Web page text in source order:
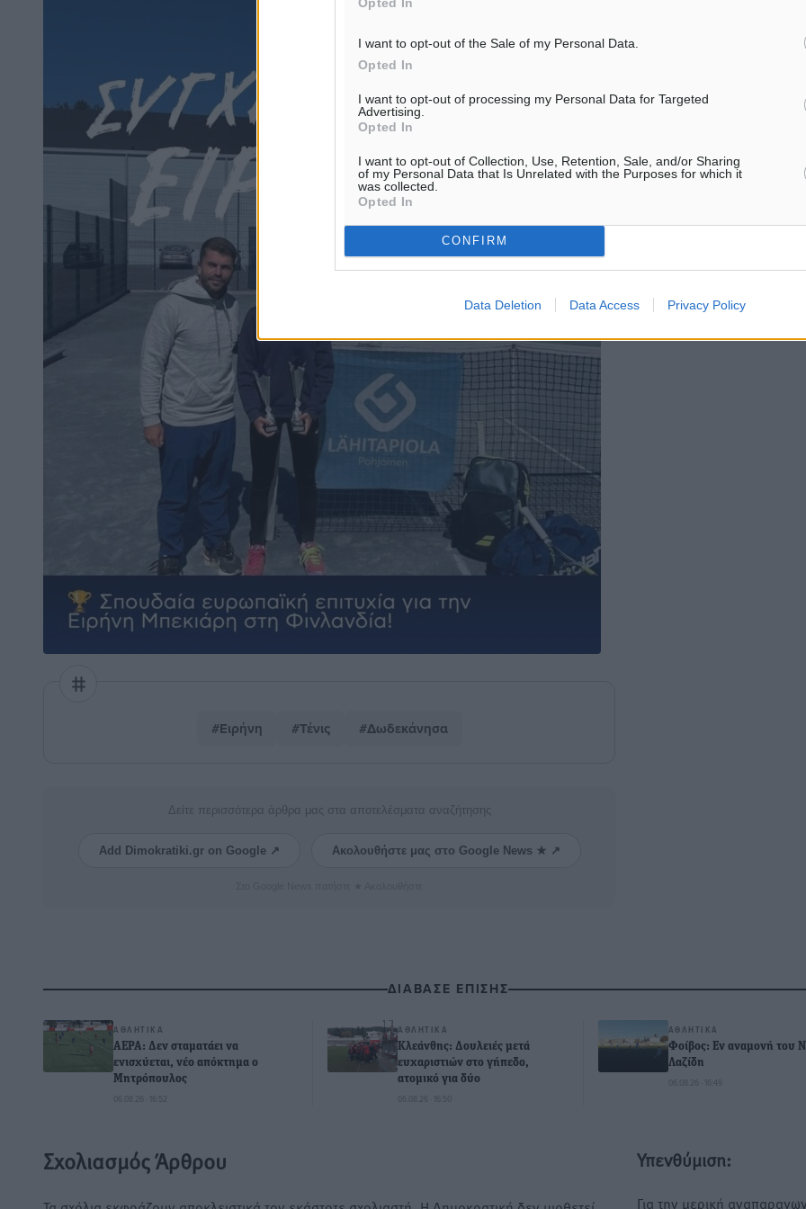
I want to opt-out of the Sale of my Personal Data.
Opted In
I want to opt-out of processing my Personal Data for Targeted
Advertising.
Opted In
I want to opt-out of Collection, Use, Retention, Sale, and/or Sharing
of my Personal Data that Is Unrelated with the Purposes for which it
was collected.
Opted In
CONFIRM
Data Deletion Data Access Privacy Policy
#Ειρήνη #Τένις #Δωδεκάνησα
Δείτε περισσότερα άρθρα μας στα αποτελέσματα αναζήτησης
Add Dimokratiki.gr on Google ↗ Ακολουθήστε μας στο Google News ★ ↗
ΔΙΑΒΑΣΕ ΕΠΙΣΗΣ
ΑΘΛΗΤΙΚΆ
ΑΕΡΑ: Δεν σταματάει να
ενισχύεται, νέο απόκτημα ο
Μητρόπουλος
06.08.26 · 16:52
ΑΘΛΗΤΙΚΆ
Κλεάνθης: Δουλειές μετά
ευχαριστιών στο γήπεδο,
ατομικό για δύο
06.08.26 · 16:50
ΑΘΛΗΤΙΚΆ
Φοίβος: Εν αναμονή του
Λαζίδη
06.08.26 · 16:49
Σχολιασμός Άρθρου Υπενθύμιση:
Για την μερική